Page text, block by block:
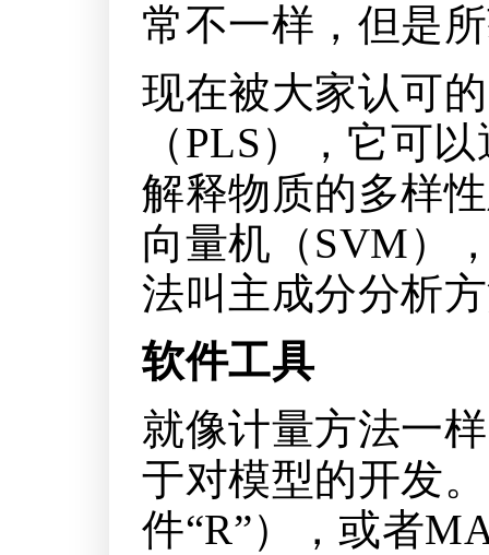
常不一样，但是
现在被大家认可
（PLS），它可
解释物质的多样
向量机（SVM）
法叫主成分分析
软件工具
就像计量方法一
于对模型的开发
件“R”），或者